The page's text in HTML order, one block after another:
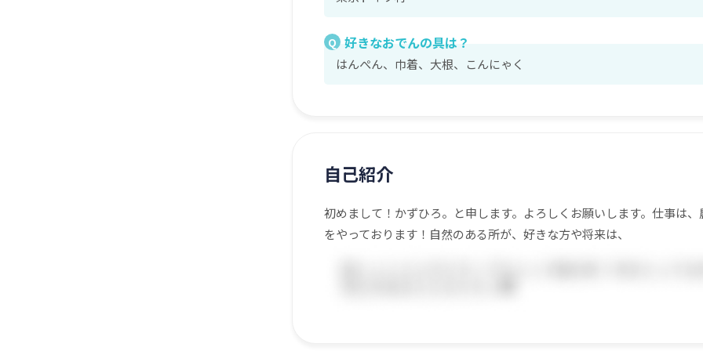
Q 好きなおでんの具は？
はんぺん、巾着、大根、こんにゃく
自己紹介
初めまして！かずひろ。と申します。よろしくお願いします。仕事は、
をやっております！自然のある所が、好きな方や将来は、